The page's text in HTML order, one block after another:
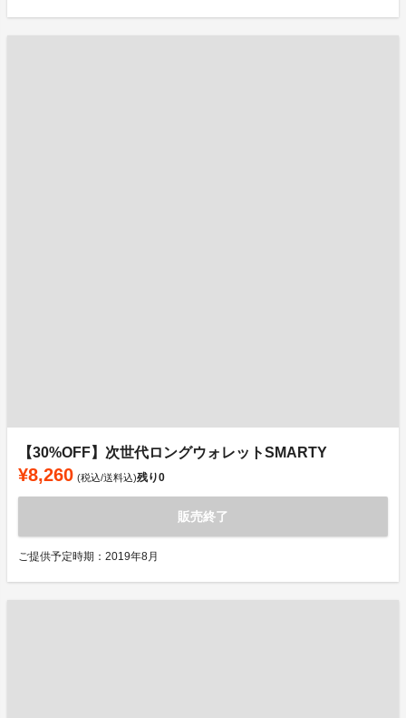
【30%OFF】次世代ロングウォレットSMARTY
¥8,260 (税込/送料込)残り0
販売終了
ご提供予定時期：2019年8月